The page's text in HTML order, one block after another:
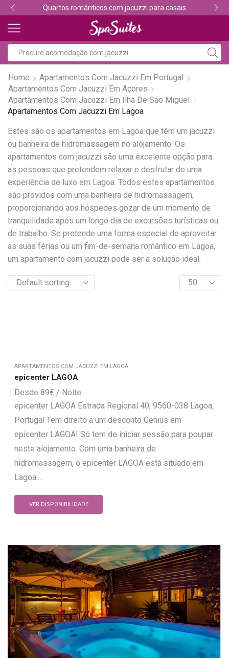
Quartos românticos com jacuzzi para casais
Home
Apartamentos Com Jacuzzi Em Portugal
Apartamentos Com Jacuzzi Em Açores
Apartamentos Com Jacuzzi Em Ilha De São Miguel
Apartamentos Com Jacuzzi Em Lagoa
Estes são os apartamentos em Lagoa que têm um jacuzzi
ou banheira de hidromassagem no alojamento. Os
apartamentos com jacuzzi são uma excelente opção para
as pessoas que pretendem relaxar e desfrutar de uma
experiência de luxo em Lagoa. Todos estes apartamentos
são providos com uma banheira de hidromassagem,
proporcionando aos hóspedes gozar de um momento de
tranquilidade após um longo dia de excursões turísticas ou
de trabalho. Se pretende uma forma especial de aproveitar
as suas férias ou um fim-de-semana romântico em Lagoa,
um apartamento com jacuzzi pode ser a solução ideal.
APARTAMENTOS COM JACUZZI EM LAGOA
epicenter LAGOA
89€
epicenter LAGOA Estrada Regional 40, 9560-038 Lagoa,
Portugal Tem direito a um desconto Genius em
epicenter LAGOA! Só tem de iniciar sessão para poupar
neste alojamento. Com uma banheira de
hidromassagem, o epicenter LAGOA está situado em
Lagoa....
VER DISPONIBILIDADE